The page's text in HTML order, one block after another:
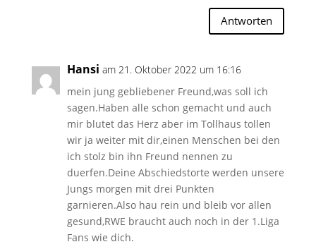
Antworten
Hansi am 21. Oktober 2022 um 16:16
mein jung gebliebener Freund,was soll ich
sagen.Haben alle schon gemacht und auch
mir blutet das Herz aber im Tollhaus tollen
wir ja weiter mit dir,einen Menschen bei den
ich stolz bin ihn Freund nennen zu
duerfen.Deine Abschiedstorte werden unsere
Jungs morgen mit drei Punkten
garnieren.Also hau rein und bleib vor allen
gesund,RWE braucht auch noch in der 1.Liga
Fans wie dich.